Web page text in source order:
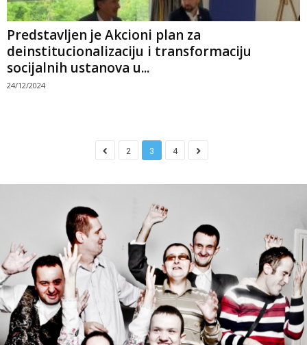
Predstavljen je Akcioni plan za
deinstitucionalizaciju i transformaciju
socijalnih ustanova u...
24/12/2024
2 3 4